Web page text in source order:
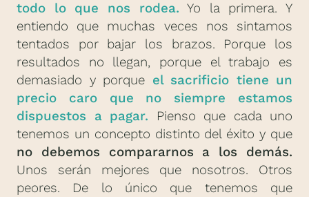
todo lo que nos rodea. Yo la primera. Y
entiendo que muchas veces nos sintamos
tentados por bajar los brazos. Porque los
resultados no llegan, porque el trabajo es
demasiado y porque el sacrificio tiene un
precio caro que no siempre estamos
dispuestos a pagar. Pienso que cada uno
tenemos un concepto distinto del éxito y que
no debemos compararnos a los demás.
Unos serán mejores que nosotros. Otros
peores. De lo único que tenemos que